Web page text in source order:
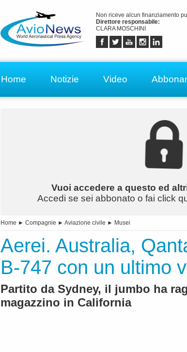
Non riceve alcun finanziamento
Direttore responsabile:
CLARA MOSCHINI
Home Notizie Video
Vuoi accedere a questo ed
Accedi se sei abbonato o fai click
Home ► Compagnie ► Aviazione civile ► Musei
Aerei. Australia,
B-747 con un ultimo
Partito da Sydney, il jumbo ha
magazzino in California